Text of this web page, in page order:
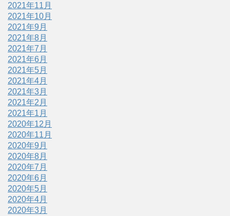
2021年11月
2021年10月
2021年9月
2021年8月
2021年7月
2021年6月
2021年5月
2021年4月
2021年3月
2021年2月
2021年1月
2020年12月
2020年11月
2020年9月
2020年8月
2020年7月
2020年6月
2020年5月
2020年4月
2020年3月